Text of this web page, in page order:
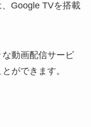
Google TVを搭載
動画配信サービ
ができます。